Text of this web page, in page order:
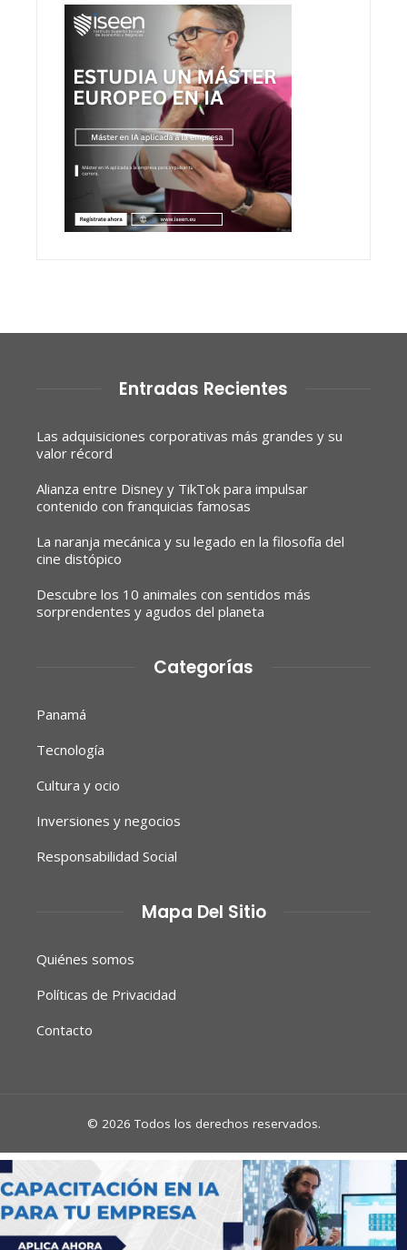
Entradas Recientes
Las adquisiciones corporativas más grandes y su
valor récord
Alianza entre Disney y TikTok para impulsar
contenido con franquicias famosas
La naranja mecánica y su legado en la filosofía del
cine distópico
Descubre los 10 animales con sentidos más
sorprendentes y agudos del planeta
Categorías
Panamá
Tecnología
Cultura y ocio
Inversiones y negocios
Responsabilidad Social
Mapa Del Sitio
Quiénes somos
Políticas de Privacidad
Contacto
© 2026 Todos los derechos reservados.